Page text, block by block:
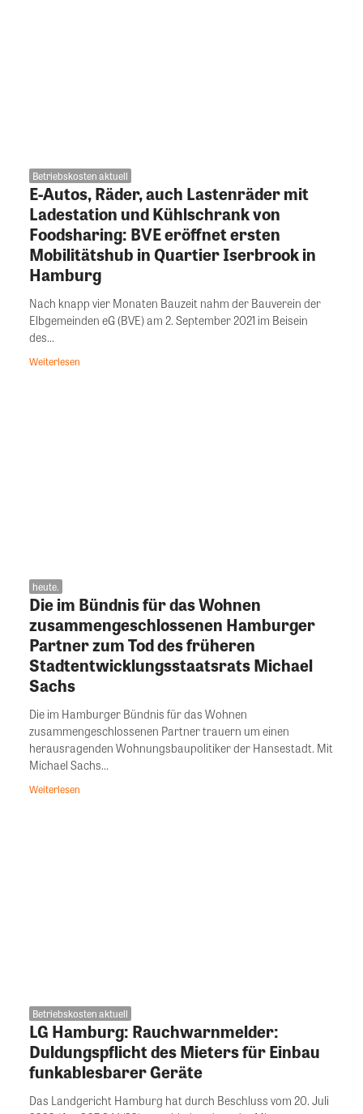
Betriebskosten aktuell
E-Autos, Räder, auch Lastenräder mit
Ladestation und Kühlschrank von
Foodsharing: BVE eröffnet ersten
Mobilitätshub in Quartier Iserbrook in
Hamburg
Nach knapp vier Monaten Bauzeit nahm der Bauverein der
Elbgemeinden eG (BVE) am 2. September 2021 im Beisein
des...
Weiterlesen
heute.
Die im Bündnis für das Wohnen
zusammengeschlossenen Hamburger
Partner zum Tod des früheren
Stadtentwicklungsstaatsrats Michael
Sachs
Die im Hamburger Bündnis für das Wohnen
zusammengeschlossenen Partner trauern um einen
herausragenden Wohnungsbaupolitiker der Hansestadt. Mit
Michael Sachs...
Weiterlesen
Betriebskosten aktuell
LG Hamburg: Rauchwarnmelder:
Duldungspflicht des Mieters für Einbau
funkablesbarer Geräte
Das Landgericht Hamburg hat durch Beschluss vom 20. Juli